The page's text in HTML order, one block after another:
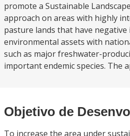
promote a Sustainable
approach on areas with highly
pasture lands that have negative
environmental assets with
such as major freshwater-
important endemic species. The
Objetivo de
To increase the area under